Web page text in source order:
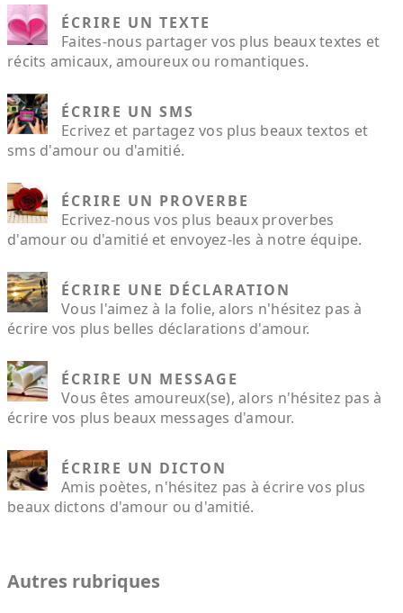
ÉCRIRE UN TEXTE
Faites-nous partager vos plus beaux textes et
récits amicaux, amoureux ou romantiques.
ÉCRIRE UN SMS
Ecrivez et partagez vos plus beaux textos et
sms d'amour ou d'amitié.
ÉCRIRE UN PROVERBE
Ecrivez-nous vos plus beaux proverbes
d'amour ou d'amitié et envoyez-les à notre équipe.
ÉCRIRE UNE DÉCLARATION
Vous l'aimez à la folie, alors n'hésitez pas à
écrire vos plus belles déclarations d'amour.
ÉCRIRE UN MESSAGE
Vous êtes amoureux(se), alors n'hésitez pas à
écrire vos plus beaux messages d'amour.
ÉCRIRE UN DICTON
Amis poètes, n'hésitez pas à écrire vos plus
beaux dictons d'amour ou d'amitié.
Autres rubriques